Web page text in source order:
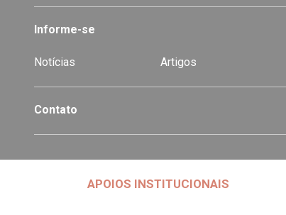
Informe-se
Notícias Artigos
Contato
APOIOS INSTITUCIONAIS